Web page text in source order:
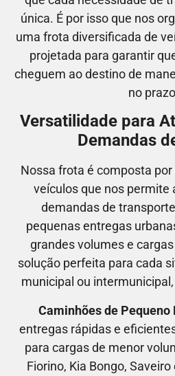
única. É por isso que nos
uma frota diversificada de
projetada para garantir
cheguem ao destino de
no
Versatilidade para
Demandas
Nossa frota é composta
veículos que nos permite
demandas de
pequenas entregas
grandes volumes e
solução perfeita para cada
municipal ou
Caminhões de Pequeno
entregas rápidas e
para cargas de menor
Fiorino, Kia Bongo, Saveiro